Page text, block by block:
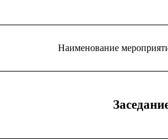
Наименование